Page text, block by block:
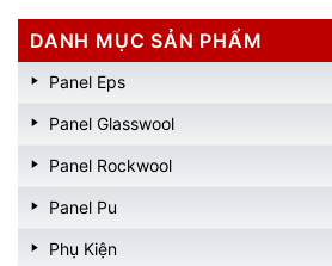
DANH MỤC SẢN PHẨM
Panel Eps
Panel Glasswool
Panel Rockwool
Panel Pu
Phụ Kiện